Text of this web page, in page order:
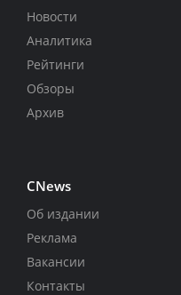
Новости
Аналитика
Рейтинги
Обзоры
Архив
CNews
Об издании
Реклама
Вакансии
Контакты